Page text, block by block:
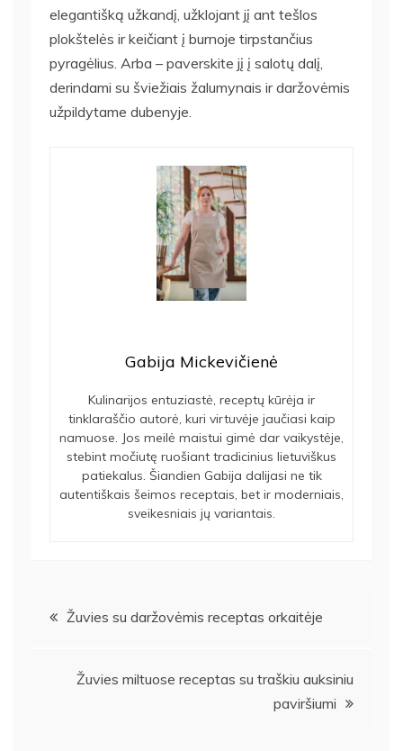
elegantišką užkandį, užklojant jį ant tešlos
plokštelės ir keičiant į burnoje tirpstančius
pyragėlius. Arba – paverskite jį į salotų dalį,
derindami su šviežiais žalumynais ir daržovėmis
užpildytame dubenyje.
Gabija Mickevičienė
Kulinarijos entuziastė, receptų kūrėja ir
tinklaraščio autorė, kuri virtuvėje jaučiasi kaip
namuose. Jos meilė maistui gimė dar vaikystėje,
stebint močiutę ruošiant tradicinius lietuviškus
patiekalus. Šiandien Gabija dalijasi ne tik
autentiškais šeimos receptais, bet ir moderniais,
sveikesniais jų variantais.
Navigacija
Žuvies su daržovėmis receptas orkaitėje
Žuvies miltuose receptas su traškiu auksiniu
paviršiumi